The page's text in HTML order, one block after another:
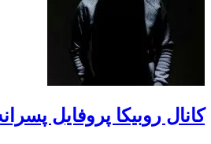
کانال روبیکا پروفایل